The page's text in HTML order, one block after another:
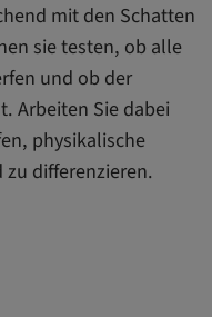
mit den Schatten
sie testen, ob alle
und ob der
Arbeiten Sie dabei
physikalische
differenzieren.